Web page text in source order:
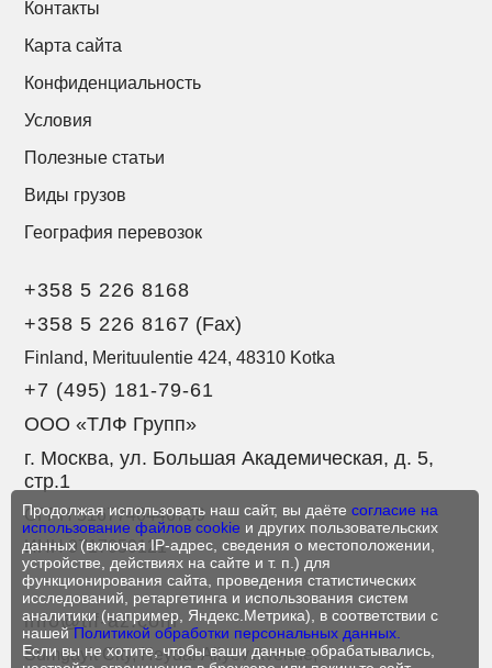
Контакты
Карта сайта
Конфиденциальность
Условия
Полезные статьи
Виды грузов
География перевозок
+358 5 226 8168
+358 5 226 8167 (Fax)
Finland, Merituulentie 424, 48310 Kotka
+7 (495) 181-79-61
ООО «ТЛФ Групп»
г. Москва, ул. Большая Академическая, д. 5,
стр.1
ОГРН 5167746446709
ИНН 9717050121
info@tlf-az.com
Sumgayit City, Heydar Aliyev Avenue,
Продолжая использовать наш сайт, вы даёте согласие на
использование файлов cookie и других пользовательских
данных (включая IP-адрес, сведения о местоположении,
устройстве, действиях на сайте и т. п.) для
функционирования сайта, проведения статистических
исследований, ретаргетинга и использования систем
аналитики (например, Яндекс.Метрика), в соответствии с
нашей Политикой обработки персональных данных.
Если вы не хотите, чтобы ваши данные обрабатывались,